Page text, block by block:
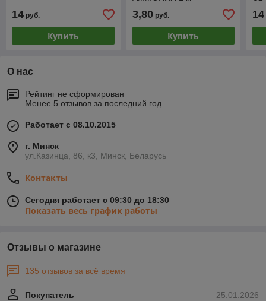
14 руб.
Купить
3,80руб.
Купить
14
О нас
Рейтинг не сформирован
Менее 5 отзывов за последний год
Работает с 08.10.2015
г. Минск
ул.Казинца, 86, к3, Минск, Беларусь
Контакты
Сегодня работает с 09:30 до 18:30
Показать весь график работы
Отзывы о магазине
135 отзывов за всё время
25.01.2026
Покупатель